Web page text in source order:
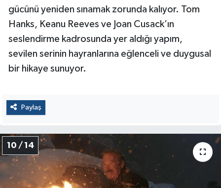
gücünü yeniden sınamak zorunda kalıyor. Tom
Hanks, Keanu Reeves ve Joan Cusack’ın
seslendirme kadrosunda yer aldığı yapım,
sevilen serinin hayranlarına eğlenceli ve duygusal
bir hikaye sunuyor.
Paylaş
10 / 14